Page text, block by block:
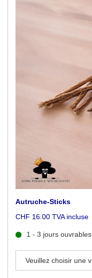
Autruche-Sticks
CHF 16.00 TVA incluse
1 - 3 jours ouvrables